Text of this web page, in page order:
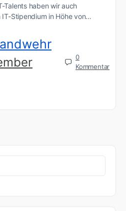
Talents haben wir auch
Stipendium in Höhe von…
0
Kommentar